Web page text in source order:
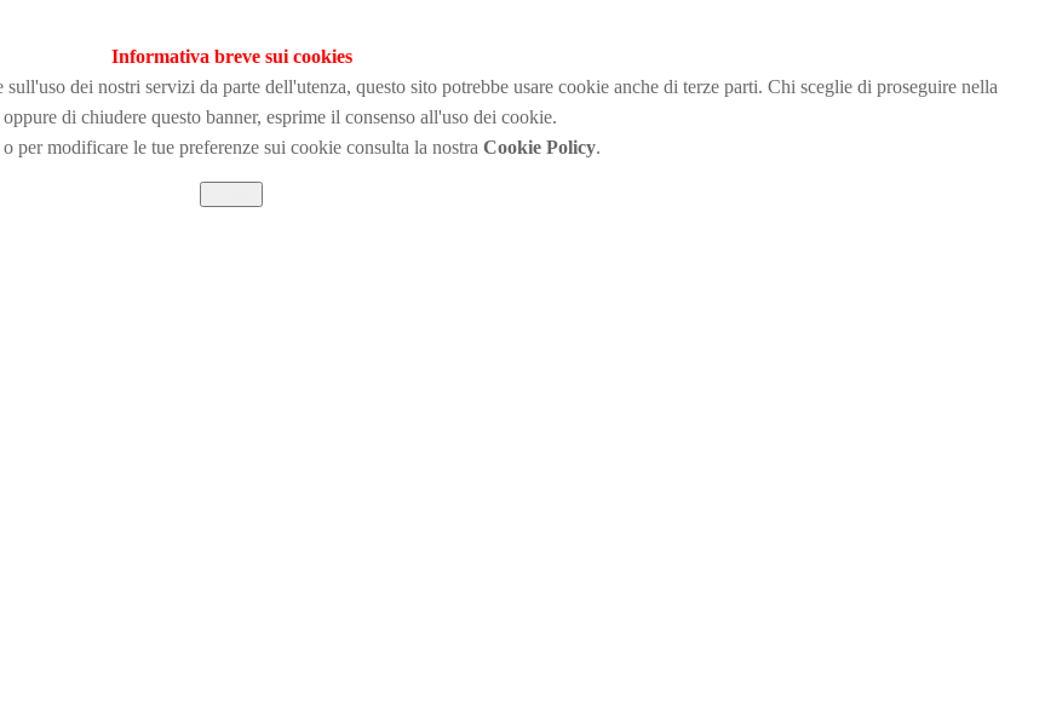
Informativa breve sui cookies
dei nostri servizi da parte dell'utenza, questo sito potrebbe usare cookie anche di terze parti. Chi sceglie di proseguire nella
oppure di chiudere questo banner, esprime il consenso all'uso dei cookie.
per modificare le tue preferenze sui cookie consulta la nostra Cookie Policy.